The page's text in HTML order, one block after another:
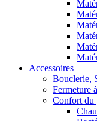
Accessoires
Bouclerie,
Fermeture
Confort du